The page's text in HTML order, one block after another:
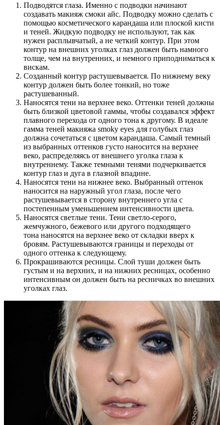
Подводятся глаза. Именно с подводки начинают
создавать макияж смоки айс. Подводку можно сделать с
помощью косметического карандаша или плоской кисти
и теней. Жидкую подводку не используют, так как
нужен расплывчатый, а не четкий контур. При этом
контур на внешних уголках глаз должен быть намного
толще, чем на внутренних, и немного приподниматься к
вискам.
Созданный контур растушевывается. По нижнему веку
контур должен быть более тонкий, но тоже
растушеванный.
Наносятся тени на верхнее веко. Оттенки теней должны
быть близкой цветовой гаммы, чтобы создавался эффект
плавного перехода от одного тона к другому. В идеале
гамма теней макияжа smoky eyes для голубых глаз
должна сочетаться с цветом карандаша. Самый темный
из выбранных оттенков густо наносится на верхнее
веко, распределяясь от внешнего уголка глаза к
внутреннему. Также темными тенями подчеркивается
контур глаз и дуга в глазной впадине.
Наносятся тени на нижнее веко. Выбранный оттенок
наносится на наружный угол глаза, после чего
растушевывается в сторону внутреннего угла с
постепенным уменьшением интенсивности цвета.
Наносятся светлые тени. Тени светло-серого,
жемчужного, бежевого или другого подходящего
тона наносятся на верхнее веко от складки вверх к
бровям. Растушевываются границы и переходы от
одного оттенка к следующему.
Прокрашиваются ресницы. Слой туши должен быть
густым и на верхних, и на нижних ресницах, особенно
интенсивным он должен быть на ресничках во внешних
уголках глаз.